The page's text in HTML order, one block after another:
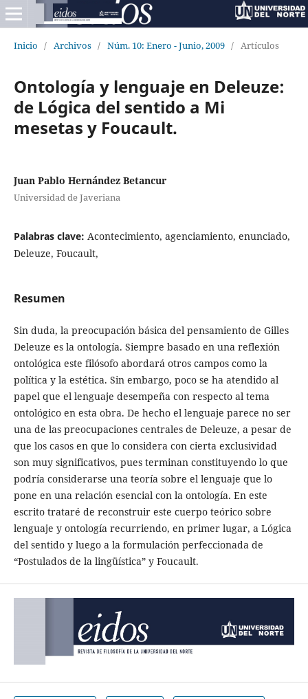
Inicio / Archivos / Núm. 10: Enero - Junio, 2009 / Artículos
Ontología y lenguaje en Deleuze:
de Lógica del sentido a Mi
mesetas y Foucault.
Juan Pablo Hernández Betancur
Universidad de Javeriana
Palabras clave: Acontecimiento, agenciamiento, enunciado,
Deleuze, Foucault,
Resumen
Sin duda, la preocupación básica del pensamiento de Gilles
Deleuze es la ontología. Siempre basado en una reflexión
ontológica este filósofo abordará otros campos como la
política y la estética. Sin embargo, poco se ha atendido al
papel que el lenguaje desempeña con respecto al tema
ontológico en esta obra. De hecho el lenguaje parece no ser
una de las preocupaciones centrales de Deleuze, a pesar de
que los casos en que lo considera con cierta exclusividad
son muy significativos, pues terminan constituyendo lo que
podría considerarse una teoría sobre el lenguaje que lo
pone en una relación esencial con la ontología. En este
escrito trataré de reconstruir este cuerpo teórico sobre
lenguaje y ontología recurriendo, en primer lugar, a Lógica
del sentido y luego a la formulación perfeccionada de
“Postulados de la lingüística” y Foucault.